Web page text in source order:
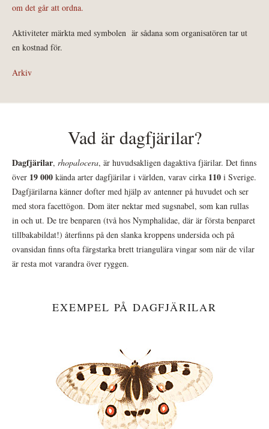
om det går att ordna.
Aktiviteter märkta med symbolen är sådana som organisatören tar ut
en kostnad för.
Arkiv
Vad är dagfjärilar?
Dagfjärilar, rhopalocera, är huvudsakligen dagaktiva fjärilar. Det finns
över 19 000 kända arter dagfjärilar i världen, varav cirka 110 i Sverige.
Dagfjärilarna känner dofter med hjälp av antenner på huvudet och ser
med stora facettögon. Dom äter nektar med sugsnabel, som kan rullas
in och ut. De tre benparen (två hos Nymphalidae, där är första benparet
tillbakabildat!) återfinns på den slanka kroppens undersida och på
ovansidan finns ofta färgstarka brett triangulära vingar som när de vilar
är resta mot varandra över ryggen.
EXEMPEL PÅ DAGFJÄRILAR